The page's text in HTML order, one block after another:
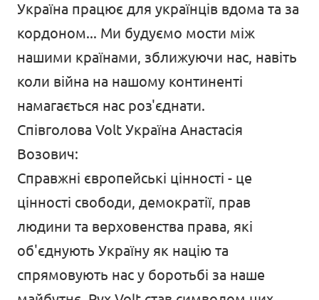
Україна працює для українців вдома та за
кордоном... Ми будуємо мости між
нашими країнами, зближуючи нас, навіть
коли війна на нашому континенті
намагається нас роз'єднати.
Співголова Volt Україна Анастасія
Возович:
Справжні європейські цінності - це
цінності свободи, демократії, прав
людини та верховенства права, які
об'єднують Україну як націю та
спрямовують нас у боротьбі за наше